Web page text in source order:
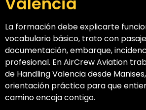
La formación debe explicarte
vocabulario básico, trato con
documentación, embarque,
profesional. En AirCrew Aviation
de Handling Valencia desde
orientación práctica para que
camino encaja contigo.